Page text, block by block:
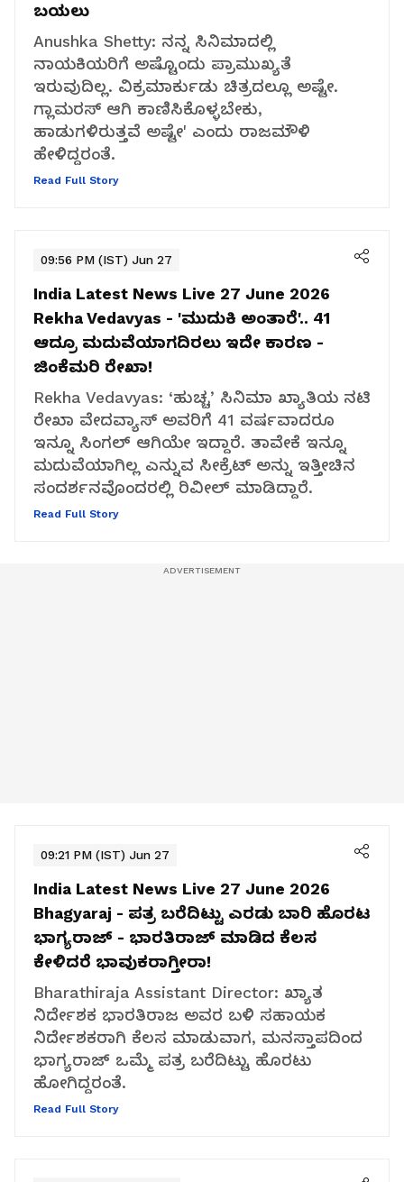
ಬಯಲು
Anushka Shetty: ನನ್ನ ಸಿನಿಮಾದಲ್ಲಿ
ನಾಯಕಿಯರಿಗೆ ಅಷ್ಟೊಂದು ಪ್ರಾಮುಖ್ಯತೆ
ಇರುವುದಿಲ್ಲ. ವಿಕ್ರಮಾರ್ಕುಡು ಚಿತ್ರದಲ್ಲೂ ಅಷ್ಟೇ.
ಗ್ಲಾಮರಸ್ ಆಗಿ ಕಾಣಿಸಿಕೊಳ್ಳಬೇಕು,
ಹಾಡುಗಳಿರುತ್ತವೆ ಅಷ್ಟೇ' ಎಂದು ರಾಜಮೌಳಿ
ಹೇಳಿದ್ದರಂತೆ.
Read Full Story
09:56 PM (IST) Jun 27
India Latest News Live 27 June 2026
Rekha Vedavyas - 'ಮುದುಕಿ ಅಂತಾರೆ'.. 41
ಆದ್ರೂ ಮದುವೆಯಾಗದಿರಲು ಇದೇ ಕಾರಣ -
ಜಿಂಕೆಮರಿ ರೇಖಾ!
Rekha Vedavyas: ‘ಹುಚ್ಚ’ ಸಿನಿಮಾ ಖ್ಯಾತಿಯ ನಟಿ
ರೇಖಾ ವೇದವ್ಯಾಸ್ ಅವರಿಗೆ 41 ವರ್ಷವಾದರೂ
ಇನ್ನೂ ಸಿಂಗಲ್ ಆಗಿಯೇ ಇದ್ದಾರೆ. ತಾವೇಕೆ ಇನ್ನೂ
ಮದುವೆಯಾಗಿಲ್ಲ ಎನ್ನುವ ಸೀಕ್ರೆಟ್ ಅನ್ನು ಇತ್ತೀಚಿನ
ಸಂದರ್ಶನವೊಂದರಲ್ಲಿ ರಿವೀಲ್ ಮಾಡಿದ್ದಾರೆ.
Read Full Story
09:21 PM (IST) Jun 27
India Latest News Live 27 June 2026
Bhagyaraj - ಪತ್ರ ಬರೆದಿಟ್ಟು ಎರಡು ಬಾರಿ ಹೊರಟ
ಭಾಗ್ಯರಾಜ್ - ಭಾರತಿರಾಜ್ ಮಾಡಿದ ಕೆಲಸ
ಕೇಳಿದರೆ ಭಾವುಕರಾಗ್ತೀರಾ!
Bharathiraja Assistant Director: ಖ್ಯಾತ
ನಿರ್ದೇಶಕ ಭಾರತಿರಾಜ ಅವರ ಬಳಿ ಸಹಾಯಕ
ನಿರ್ದೇಶಕರಾಗಿ ಕೆಲಸ ಮಾಡುವಾಗ, ಮನಸ್ತಾಪದಿಂದ
ಭಾಗ್ಯರಾಜ್ ಒಮ್ಮೆ ಪತ್ರ ಬರೆದಿಟ್ಟು ಹೊರಟು
ಹೋಗಿದ್ದರಂತೆ.
Read Full Story